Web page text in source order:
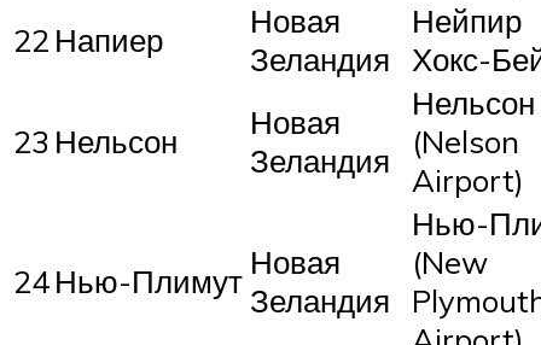
22 Напиер
Новая
Зеландия
Нейпир
Хокс-
23 Нельсон
Новая
Зеландия
Нельсон
(Nelson
Airport)
24Нью-Плимут Новая
Зеландия
Нью-
(New